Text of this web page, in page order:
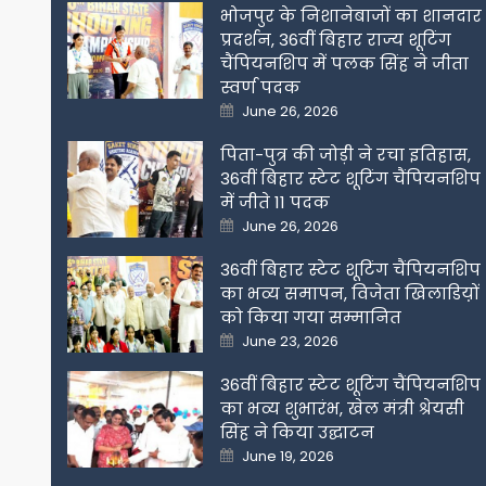
भोजपुर के निशानेबाजों का शानदार
प्रदर्शन, 36वीं बिहार राज्य शूटिंग
चैंपियनशिप में पलक सिंह ने जीता
स्वर्ण पदक
Posted
on
June 26, 2026
पिता-पुत्र की जोड़ी ने रचा इतिहास,
36वीं बिहार स्टेट शूटिंग चैंपियनशिप
में जीते 11 पदक
Posted
on
June 26, 2026
36वीं बिहार स्टेट शूटिंग चैंपियनशिप
का भव्य समापन, विजेता खिलाडिय़ों
को किया गया सम्मानित
Posted
on
June 23, 2026
36वीं बिहार स्टेट शूटिंग चैंपियनशिप
का भव्य शुभारंभ, खेल मंत्री श्रेयसी
सिंह ने किया उद्घाटन
Posted
on
June 19, 2026